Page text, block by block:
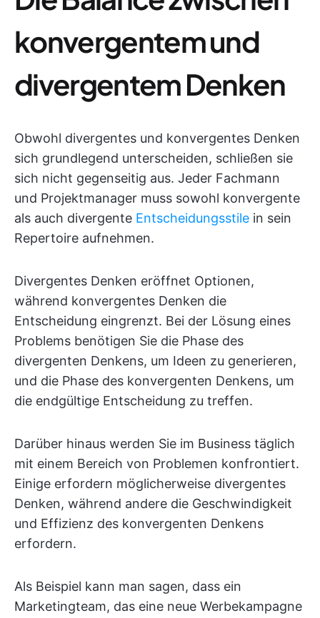
konvergentem und
divergentem Denken
Obwohl divergentes und konvergentes Denken
sich grundlegend unterscheiden, schließen sie
sich nicht gegenseitig aus. Jeder Fachmann
und Projektmanager muss sowohl konvergente
als auch divergente Entscheidungsstile in sein
Repertoire aufnehmen.
Divergentes Denken eröffnet Optionen,
während konvergentes Denken die
Entscheidung eingrenzt. Bei der Lösung eines
Problems benötigen Sie die Phase des
divergenten Denkens, um Ideen zu generieren,
und die Phase des konvergenten Denkens, um
die endgültige Entscheidung zu treffen.
Darüber hinaus werden Sie im Business täglich
mit einem Bereich von Problemen konfrontiert.
Einige erfordern möglicherweise divergentes
Denken, während andere die Geschwindigkeit
und Effizienz des konvergenten Denkens
erfordern.
Als Beispiel kann man sagen, dass ein
Marketingteam, das eine neue Werbekampagne